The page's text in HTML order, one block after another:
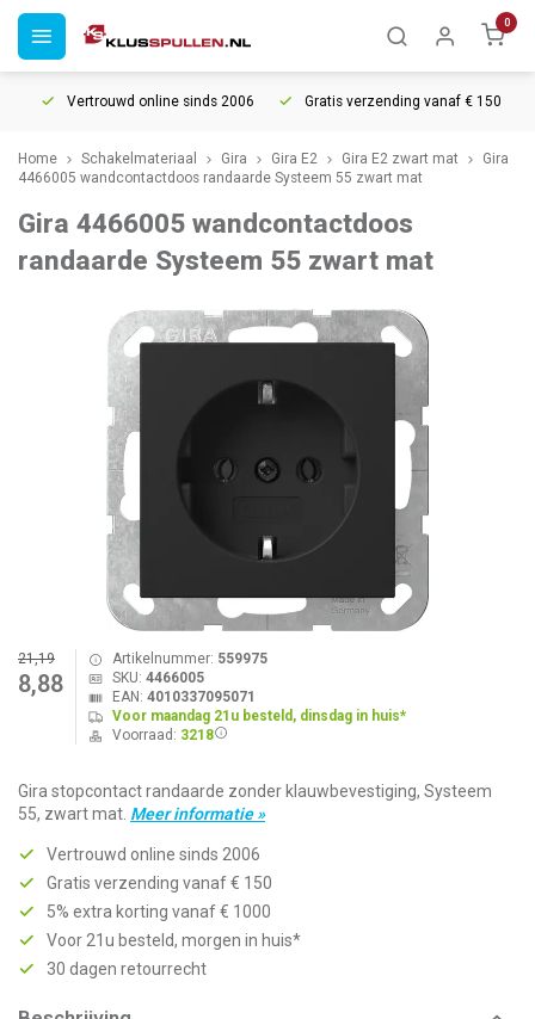
0
Vertrouwd online sinds 2006 Gratis verzending vanaf € 150
Home Schakelmateriaal Gira Gira E2 Gira E2 zwart mat
Gira
4466005 wandcontactdoos randaarde Systeem 55 zwart mat
Gira 4466005 wandcontactdoos
randaarde Systeem 55 zwart mat
21,19
8,88
Artikelnummer: 559975
SKU: 4466005
EAN: 4010337095071
Voor maandag 21u besteld, dinsdag in huis*
Voorraad: 3218
Gira stopcontact randaarde zonder klauwbevestiging, Systeem
55, zwart mat. Meer informatie »
Vertrouwd online sinds 2006
Gratis verzending vanaf € 150
5% extra korting vanaf € 1000
Voor 21u besteld, morgen in huis*
30 dagen retourrecht